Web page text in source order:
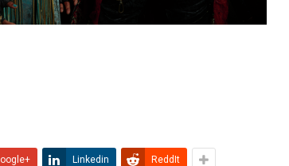
Linkedin ReddIt